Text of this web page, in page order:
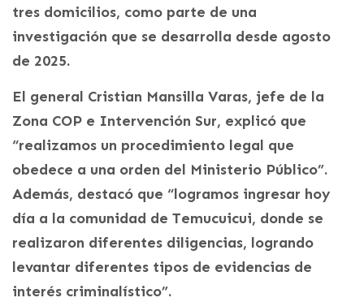
tres domicilios, como parte de una
investigación que se desarrolla desde agosto
de 2025.
El general Cristian Mansilla Varas, jefe de la
Zona COP e Intervención Sur, explicó que
“realizamos un procedimiento legal que
obedece a una orden del Ministerio Público”.
Además, destacó que “logramos ingresar hoy
día a la comunidad de Temucuicui, donde se
realizaron diferentes diligencias, logrando
levantar diferentes tipos de evidencias de
interés criminalístico”.